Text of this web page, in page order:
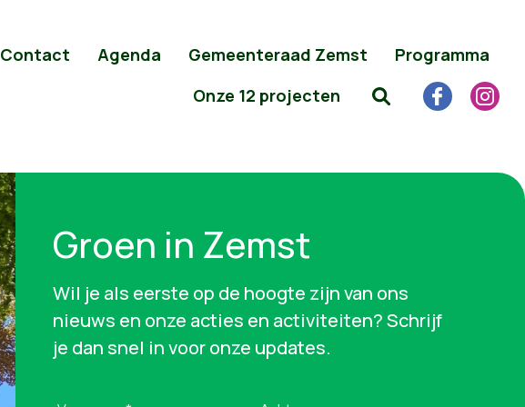
Contact Agenda Gemeenteraad Zemst
Programma
Onze 12 projecten
Groen in Zemst
Wil je als eerste op de hoogte zijn van ons
nieuws en onze acties en activiteiten? Schrijf
je dan snel in voor onze updates.